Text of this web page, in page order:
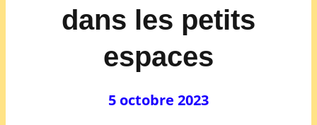
dans les petits
espaces
5 octobre 2023